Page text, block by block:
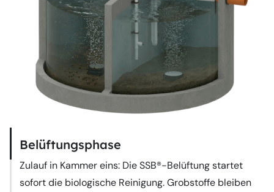
Belüftungsphase
Zulauf in Kammer eins: Die SSB®-Belüftung startet
sofort die biologische Reinigung. Grobstoffe bleiben